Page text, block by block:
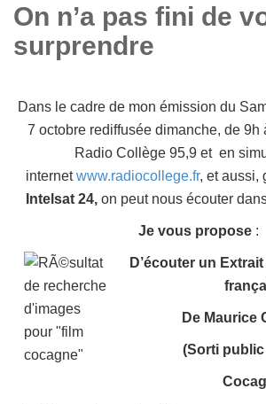
On n’a pas fini de
surprendre
Dans le cadre de mon émission du
7 octobre rediffusée dimanche, de 9h
Radio Collège 95,9 et en
internetwww.radiocollege.fr, et aussi,
Intelsat 24, on peut nous écouter
Je vous propose :
D’écouter un
De Maurice
(Sorti public